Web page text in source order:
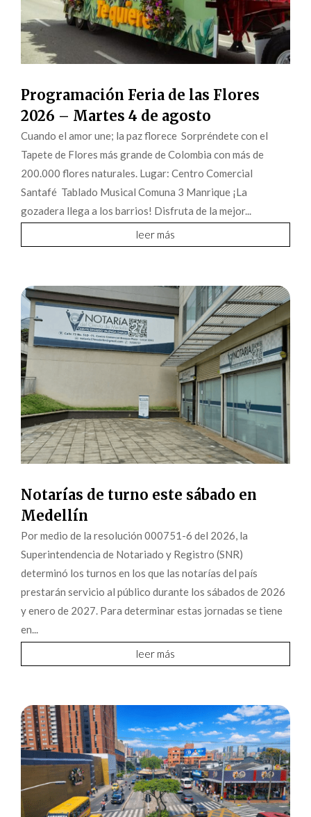
Programación Feria de las Flores
2026 – Martes 4 de agosto
Cuando el amor une; la paz florece Sorpréndete con el
Tapete de Flores más grande de Colombia con más de
200.000 flores naturales. Lugar: Centro Comercial
Santafé Tablado Musical Comuna 3 Manrique ¡La
gozadera llega a los barrios! Disfruta de la mejor...
leer más
Notarías de turno este sábado en
Medellín
Por medio de la resolución 000751-6 del 2026, la
Superintendencia de Notariado y Registro (SNR)
determinó los turnos en los que las notarías del país
prestarán servicio al público durante los sábados de 2026
y enero de 2027. Para determinar estas jornadas se tiene
en...
leer más